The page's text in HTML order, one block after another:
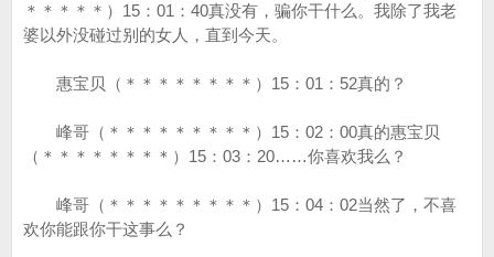
＊＊＊＊＊）15：01：40真没有，骗你干什么。我除了我老
婆以外没碰过别的女人，直到今天。
惠宝贝（＊＊＊＊＊＊＊＊）15：01：52真的？
峰哥（＊＊＊＊＊＊＊＊＊）15：02：00真的惠宝贝
（＊＊＊＊＊＊＊＊）15：03：20……你喜欢我么？
峰哥（＊＊＊＊＊＊＊＊＊）15：04：02当然了，不喜
欢你能跟你干这事么？